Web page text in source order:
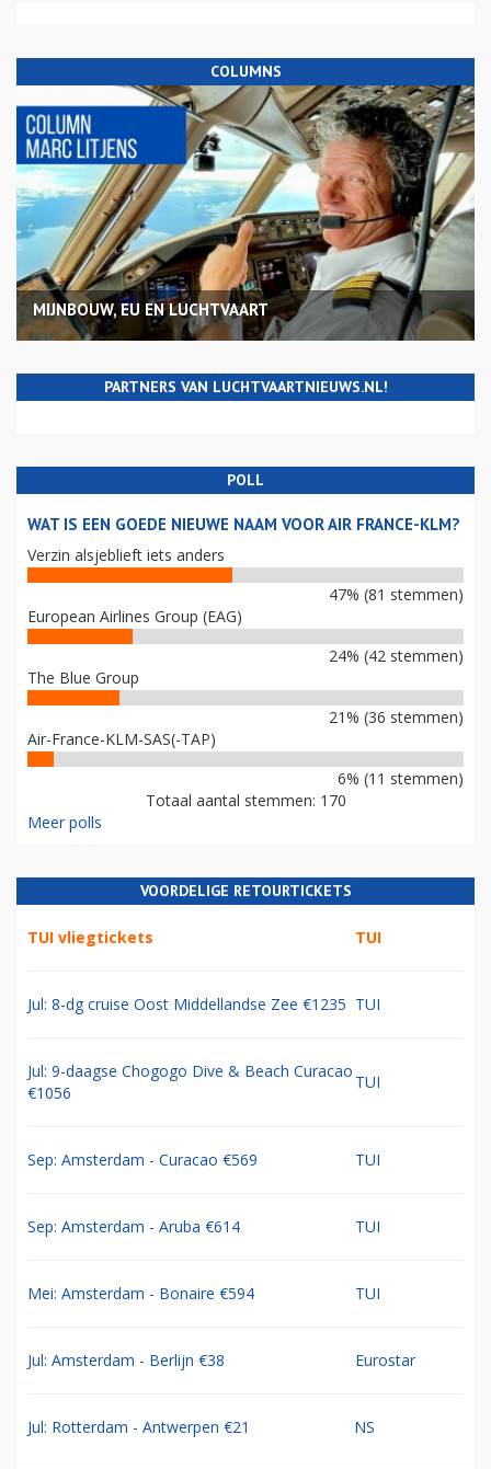
COLUMNS
MIJNBOUW, EU EN LUCHTVAART
PARTNERS VAN LUCHTVAARTNIEUWS.NL!
POLL
WAT IS EEN GOEDE NIEUWE NAAM VOOR AIR FRANCE-KLM?
Verzin alsjeblieft iets anders
47% (81 stemmen)
European Airlines Group (EAG)
24% (42 stemmen)
The Blue Group
21% (36 stemmen)
Air-France-KLM-SAS(-TAP)
6% (11 stemmen)
Totaal aantal stemmen: 170
Meer polls
VOORDELIGE RETOURTICKETS
TUI vliegtickets TUI
Jul: 8-dg cruise Oost Middellandse Zee €1235 TUI
Jul: 9-daagse Chogogo Dive & Beach Curacao
€1056
TUI
Sep: Amsterdam - Curacao €569 TUI
Sep: Amsterdam - Aruba €614 TUI
Mei: Amsterdam - Bonaire €594 TUI
Jul: Amsterdam - Berlijn €38 Eurostar
Jul: Rotterdam - Antwerpen €21 NS